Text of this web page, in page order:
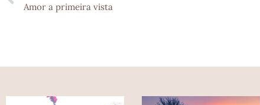
Amor a primeira vista